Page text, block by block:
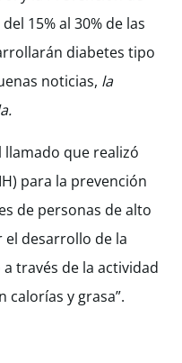
15% al 30% de las
diabetes tipo
noticias, la
que realizó
para la prevención
de personas de alto
desarrollo de la
través de la actividad
calorías y grasa”.